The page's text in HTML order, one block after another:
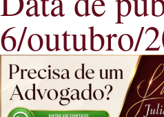
6/outubro/